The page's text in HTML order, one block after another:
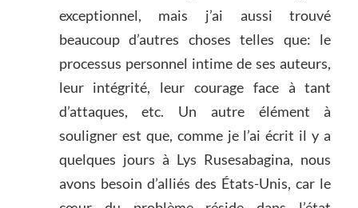
exceptionnel, mais j’ai aussi trouvé
beaucoup d’autres choses telles que: le
processus personnel intime de ses auteurs,
leur intégrité, leur courage face à tant
d’attaques, etc. Un autre élément à
souligner est que, comme je l’ai écrit il y a
quelques jours à Lys Rusesabagina, nous
avons besoin d’alliés des États-Unis, car le